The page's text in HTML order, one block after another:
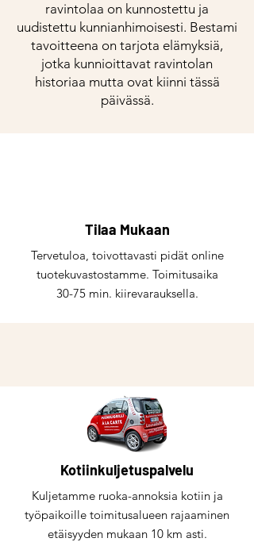
ravintolaa on kunnostettu ja
uudistettu kunnianhimoisesti. Bestami
tavoitteena on tarjota elämyksiä,
jotka kunnioittavat ravintolan
historiaa mutta ovat kiinni tässä
päivässä.
Tilaa Mukaan
Tervetuloa, toivottavasti pidät online
tuotekuvastostamme. Toimitusaika
30-75 min. kiirevarauksella.
Kotiinkuljetuspalvelu
Kuljetamme ruoka-annoksia kotiin ja
työpaikoille toimitusalueen rajaaminen
etäisyyden mukaan 10 km asti.